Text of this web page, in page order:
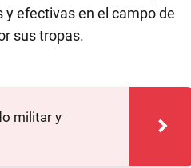
efectivas en el campo de
sus tropas.
militar y